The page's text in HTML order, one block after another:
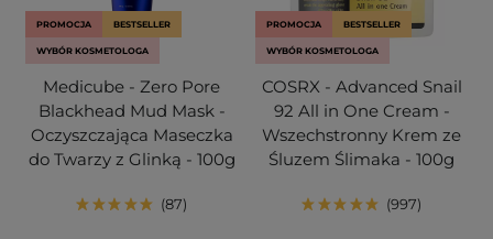
PROMOCJA BESTSELLER
WYBÓR KOSMETOLOGA
Medicube - Zero Pore
Blackhead Mud Mask -
Oczyszczająca Maseczka
do Twarzy z Glinką - 100g
87
PROMOCJA BESTSELLER
WYBÓR KOSMETOLOGA
COSRX - Advanced Snail
92 All in One Cream -
Wszechstronny Krem ze
Śluzem Ślimaka - 100g
997